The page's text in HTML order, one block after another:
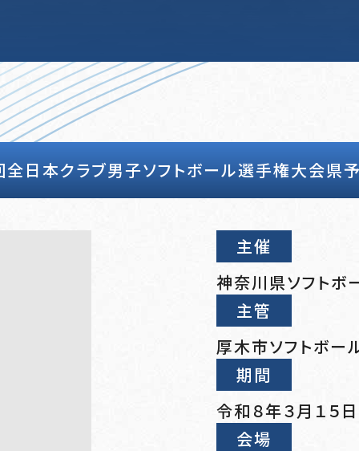
全日本クラブ男子ソフトボール選手権大会県
主催
神奈川県ソフトボ
主管
厚木市ソフトボー
期間
令和８年３月１５
会場